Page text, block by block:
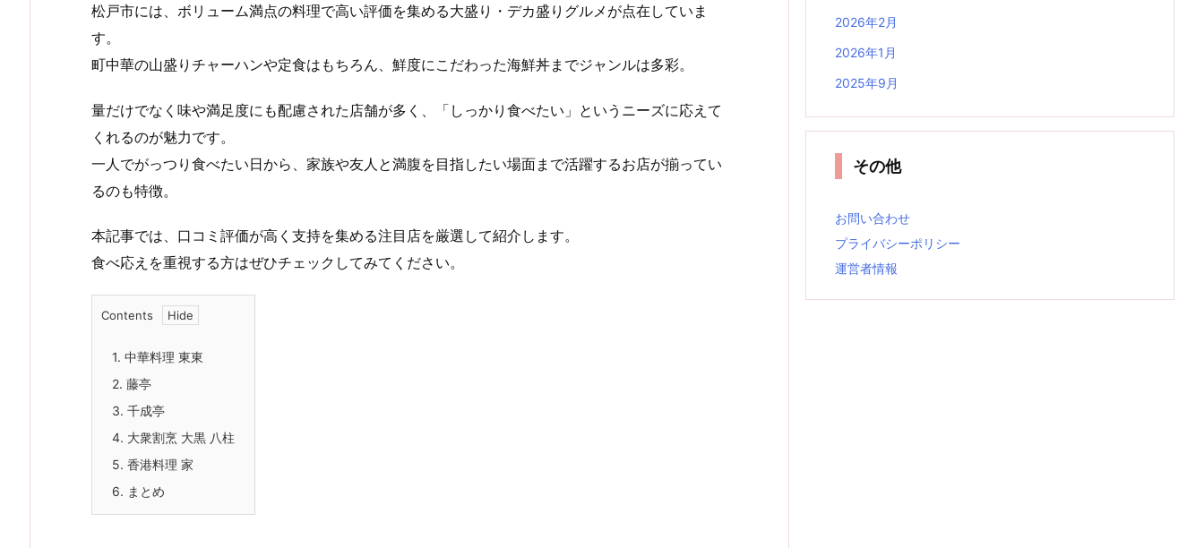
松戸市には、ボリューム満点の料理で高い評価を集める大盛り・デカ盛りグルメが点在していま
す。
町中華の山盛りチャーハンや定食はもちろん、鮮度にこだわった海鮮丼までジャンルは多彩。
量だけでなく味や満足度にも配慮された店舗が多く、「しっかり食べたい」というニーズに応えて
くれるのが魅力です。
一人でがっつり食べたい日から、家族や友人と満腹を目指したい場面まで活躍するお店が揃ってい
るのも特徴。
本記事では、口コミ評価が高く支持を集める注目店を厳選して紹介します。
食べ応えを重視する方はぜひチェックしてみてください。
Contents
1. 中華料理 東東
2. 藤亭
3. 千成亭
4. 大衆割烹 大黒 八柱
5. 香港料理 家
6. まとめ
2026年2月
2026年1月
2025年9月
その他
お問い合わせ
プライバシーポリシー
運営者情報